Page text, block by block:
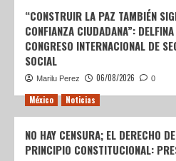
“CONSTRUIR LA PAZ TAMBIÉN
CONFIANZA CIUDADANA”:
CONGRESO INTERNACIONAL DE
SOCIAL
Marilu Perez 06/08/2026 0
México Noticias
NO HAY CENSURA; EL DERECHO
PRINCIPIO CONSTITUCIONAL: